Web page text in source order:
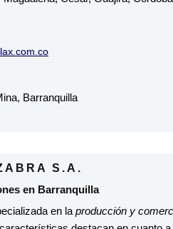
Barranquilla
S.A.
en Barranquilla
en la producción y